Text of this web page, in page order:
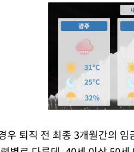
우 퇴직 전 최종 3개월간의